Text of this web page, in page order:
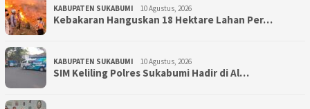
KABUPATEN SUKABUMI 10 Agustus, 2026
Kebakaran Hanguskan 18 Hektare Lahan Per…
KABUPATEN SUKABUMI 10 Agustus, 2026
SIM Keliling Polres Sukabumi Hadir di Al…